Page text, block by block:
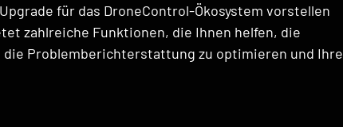
für das DroneControl-Ökosystem vorstellen
zahlreiche Funktionen, die Ihnen helfen, die
Problemberichterstattung zu optimieren und Ihre